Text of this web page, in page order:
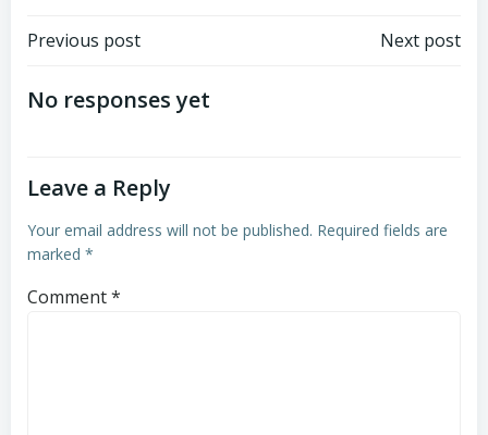
Post
navigation
Previous post Next post
No responses yet
Leave a Reply
Your email address will not be published. Required fields are
marked *
Comment*